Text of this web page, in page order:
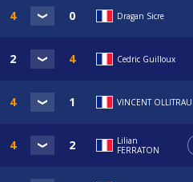
Dragan Sicre
Cedric Guilloux
VINCENT
Lilian
FERRATON